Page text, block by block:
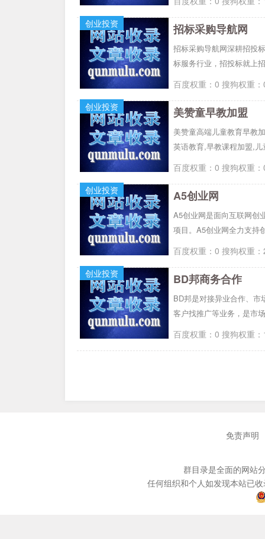
创业投资
招标采购导航网
招标采购导航网深耕招投
标服务行业，招投标就上
百度权重：0 搜狗权重
创业投资
美赞童早教加盟
美赞童高端儿童教育早教
英语教育,早教课程加盟,
百度权重：0 搜狗权重
创业投资
A5创业网
A5创业网是面向互联网创
项目。A5创业网全力支持
百度权重：0 搜狗权重
创业投资
BD邦商务合作
BD邦是对接异业合作、
客户找推广等业务，是市
百度权重：0 搜狗权重
免责声明
群目录是全面的网站
任何组织和个人如发现本站已